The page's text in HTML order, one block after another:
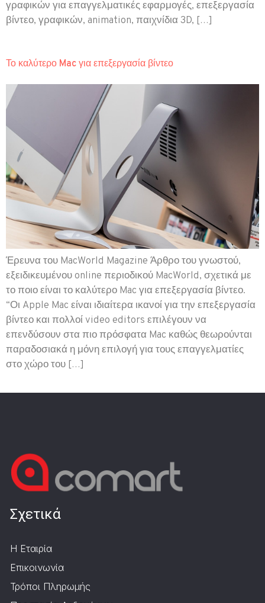
γραφικών για επαγγελματικές εφαρμογές, επεξεργασία
βίντεο, γραφικών, animation, παιχνίδια 3D, […]
Το καλύτερο Mac για επεξεργασία βίντεο
Έρευνα του MacWorld Magazine Άρθρο του γνωστού,
εξειδικευμένου online περιοδικού MacWorld, σχετικά με
το ποιο είναι το καλύτερο Mac για επεξεργασία βίντεο.
“Οι Apple Mac είναι ιδιαίτερα ικανοί για την επεξεργασία
βίντεο και πολλοί video editors επιλέγουν να
επενδύσουν στα πιο πρόσφατα Mac καθώς θεωρούνται
παραδοσιακά η μόνη επιλογή για τους επαγγελματίες
στο χώρο του […]
Σχετικά
Η Εταιρία
Επικοινωνία
Τρόποι Πληρωμής